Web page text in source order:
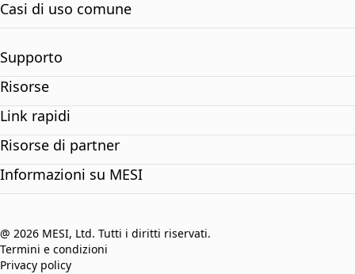
Casi di uso comune
Supporto
Risorse
Link rapidi
Risorse di partner
Informazioni su MESI
@ 2026 MESI, Ltd. Tutti i diritti riservati.
Termini e condizioni
Privacy policy